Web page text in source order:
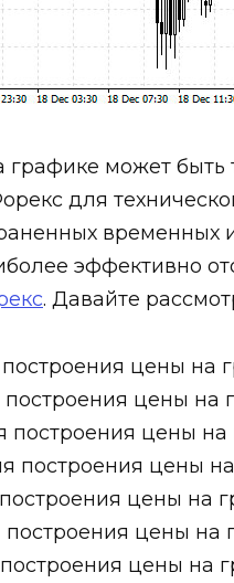
может быть
для
эффективно
. Давайте
цены на
цены на
цены на
построения цены
цены на
цены на
цены на